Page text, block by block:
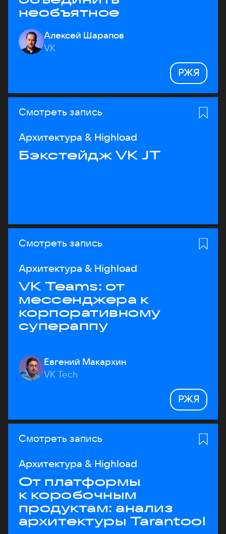
необъятное
Алексей Шарапов
VK
РЖЯ
Смотреть запись
Архитектура & Highload
Бэкстейдж VK JT
Смотреть запись
Архитектура & Highload
VK Teams: от
мессенджера к
корпоративному
супераппу
Евгений Макархин
VK Tech
РЖЯ
Смотреть запись
Архитектура & Highload
От платформы
к коробочным
продуктам: анализ
архитектуры Tarantool